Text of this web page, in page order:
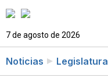
7 de agosto de 2026
Noticias Legislatura